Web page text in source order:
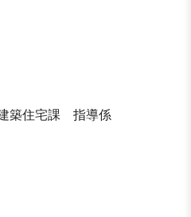
築住宅課 指導係